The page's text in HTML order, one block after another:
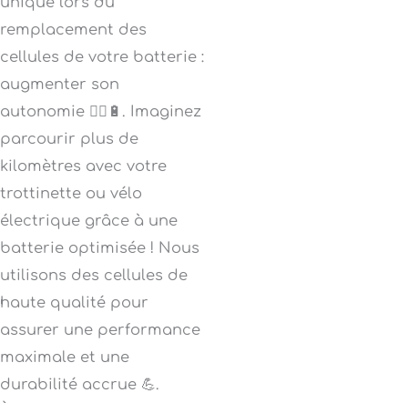
remplacement des
cellules de votre batterie :
augmenter son
autonomie 🚴‍♂️🔋. Imaginez
parcourir plus de
kilomètres avec votre
trottinette ou vélo
électrique grâce à une
batterie optimisée ! Nous
utilisons des cellules de
haute qualité pour
assurer une performance
maximale et une
durabilité accrue 💪.